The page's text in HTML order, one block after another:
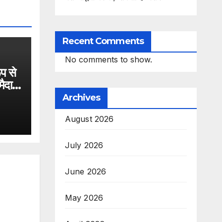
से
Recent Comments
No comments to show.
Archives
August 2026
July 2026
June 2026
May 2026